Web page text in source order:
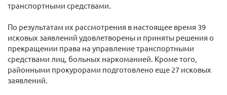
транспортными средствами.
По результатам их рассмотрения в настоящее время 39
исковых заявлений удовлетворены и приняты решения о
прекращении права на управление транспортными
средствами лиц, больных наркоманией. Кроме того,
районными прокурорами подготовлено еще 27 исковых
заявлений.